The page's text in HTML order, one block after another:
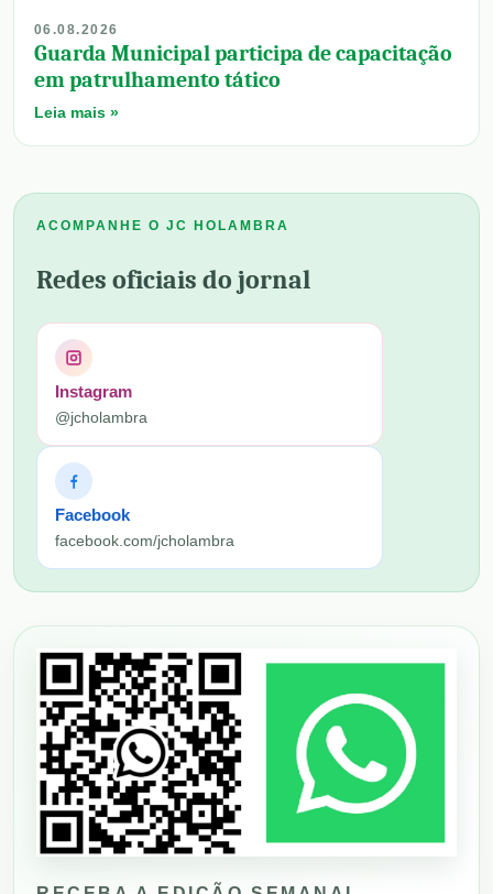
06.08.2026
Guarda Municipal participa de capacitação
em patrulhamento tático
Leia mais »
ACOMPANHE O JC HOLAMBRA
Redes oficiais do jornal
Instagram
@jcholambra
Facebook
facebook.com/jcholambra